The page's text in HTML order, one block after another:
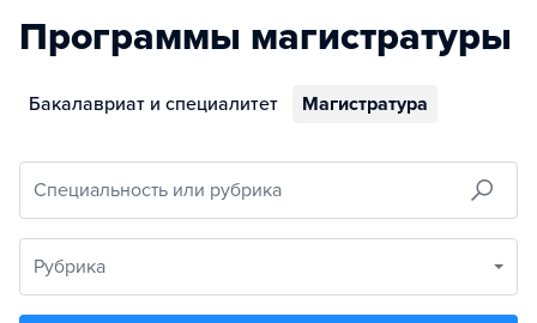
Программы магистратуры
Бакалавриат и специалитет Магистратура
Специальность или рубрика
Рубрика